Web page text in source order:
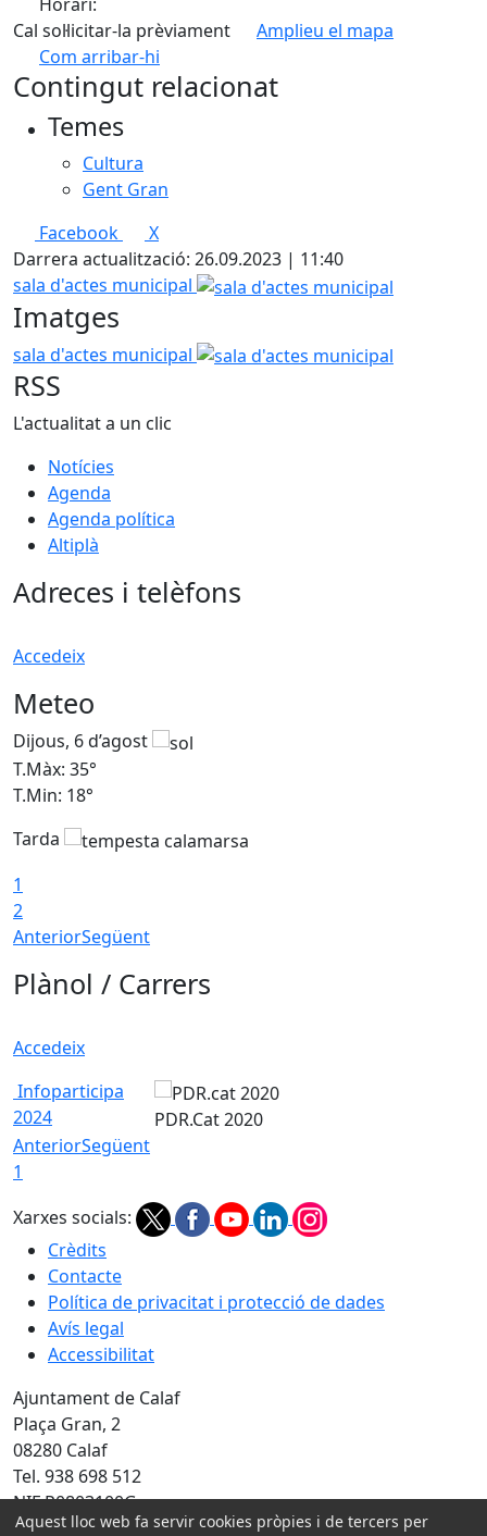
Cal sol·licitar-la prèviament
Amplieu el mapa
Com arribar-hi
+
Contingut relacionat
Temes
Cultura
Gent Gran
Facebook
X
Darrera actualització: 26.09.2023 | 11:40
sala d'actes municipal
Imatges
sala d'actes municipal
RSS
L'actualitat a un clic
Notícies
Agenda
Agenda política
Altiplà
Adreces i telèfons
Accedeix
Meteo
Dijous, 6 d’agost
T.Màx: 35°
T.Min: 18°
Tarda
1
2
AnteriorSegüent
Plànol / Carrers
Accedeix
Infoparticipa
2024
PDR.Cat 2020
AnteriorSegüent
1
Xarxes socials:
Crèdits
Contacte
Política de privacitat i protecció de dades
Avís legal
Accessibilitat
Ajuntament de Calaf
Plaça Gran, 2
08280 Calaf
Tel. 938 698 512
NIF P0803100G
Aquest lloc web fa servir cookies pròpies i de tercers per